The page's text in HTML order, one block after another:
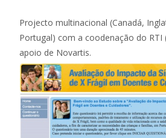
Projecto multinacional (Canadá,
Portugal) com a coodenação do RTI
apoio de Novartis.